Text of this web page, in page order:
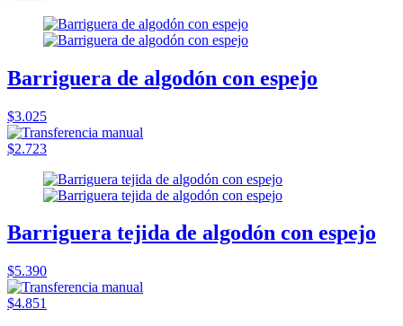
Barriguera de algodón con espejo
$3.025
$2.723
Barriguera tejida de algodón con espejo
$5.390
$4.851